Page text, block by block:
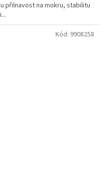
přilnavost na mokru, stabilitu
Kód: 9908258